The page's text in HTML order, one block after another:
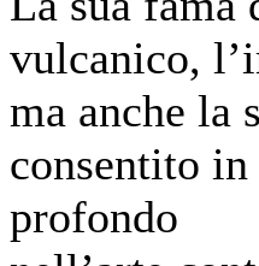
vulcanico,
ma anche la
consentito
profondo